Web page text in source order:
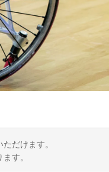
だけます。
す。